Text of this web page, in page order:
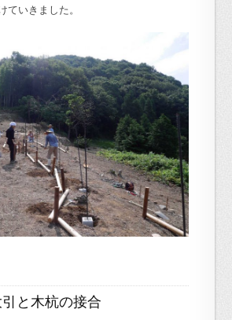
ていきました。
と木杭の接合